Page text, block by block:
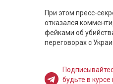
При этом пресс-
отказался
фейками об
переговорах с
будьте в